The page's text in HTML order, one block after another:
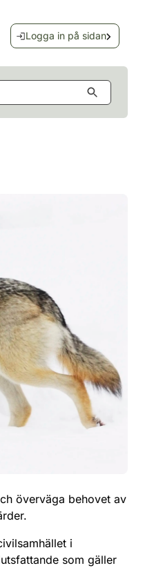
Öppna språkmenyn
Logga in på sidan
överväga behovet av
i
som gäller